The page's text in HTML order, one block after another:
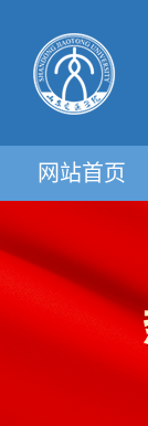
网站首页